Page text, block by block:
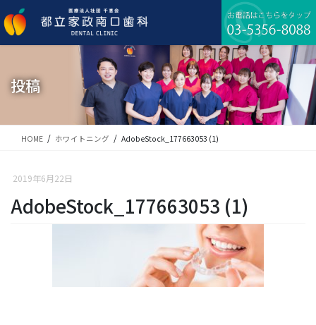
ン
テ
ビ
ゲ
移
投稿
HOME ホワイトニング AdobeStock_177663053 (1)
2019年6月22日
AdobeStock_177663053 (1)